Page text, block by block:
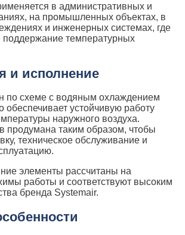
в административных и
на промышленных объектах, в
и инженерных системах, где
поддержание температурных
и исполнение
по схеме с водяным охлаждением
обеспечивает устойчивую работу
наружного воздуха.
продумана таким образом, чтобы
техническое обслуживание и
элементы рассчитаны на
работы и соответствуют высоким
бренда Systemair.